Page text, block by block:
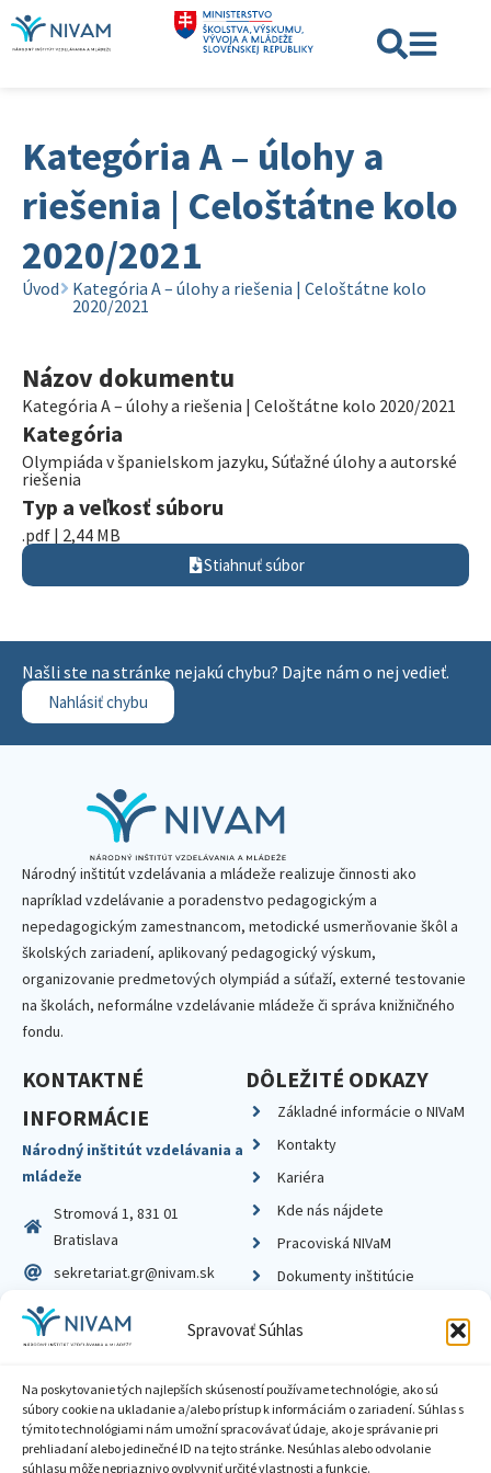
Spravovať Súhlas
Na poskytovanie tých najlepších skúseností používame technológie, ako sú
súbory cookie na ukladanie a/alebo prístup k informáciám o zariadení. Súhlas s
týmito technológiami nám umožní spracovávať údaje, ako je správanie pri
prehliadaní alebo jedinečné ID na tejto stránke. Nesúhlas alebo odvolanie
súhlasu môže nepriaznivo ovplyvniť určité vlastnosti a funkcie.
Kategória A – úlohy a
riešenia | Celoštátne kolo
2020/2021
Úvod
Kategória A – úlohy a riešenia | Celoštátne kolo
2020/2021
Názov dokumentu
Kategória A – úlohy a riešenia | Celoštátne kolo 2020/2021
Kategória
Olympiáda v španielskom jazyku, Súťažné úlohy a autorské
riešenia
Typ a veľkosť súboru
.pdf | 2,44 MB
Stiahnuť súbor
Našli ste na stránke nejakú chybu? Dajte nám o nej vedieť.
Nahlásiť chybu
Národný inštitút vzdelávania a mládeže realizuje činnosti ako
napríklad vzdelávanie a poradenstvo pedagogickým a
nepedagogickým zamestnancom, metodické usmerňovanie škôl a
školských zariadení, aplikovaný pedagogický výskum,
organizovanie predmetových olympiád a súťaží, externé testovanie
na školách, neformálne vzdelávanie mládeže či správa knižničného
fondu.
KONTAKTNÉ
INFORMÁCIE
Národný inštitút vzdelávania a
mládeže
Stromová 1, 831 01
Bratislava
sekretariat.gr@nivam.sk
IČO: 00164348
DIČ: 2020798714
DÔLEŽITÉ ODKAZY
Základné informácie o NIVaM
Kontakty
Kariéra
Kde nás nájdete
Pracoviská NIVaM
Dokumenty inštitúcie
Zásady ochrany súkromia